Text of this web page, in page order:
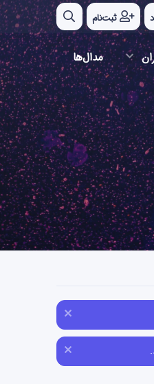
ثبت‌نام
مدال‌ها